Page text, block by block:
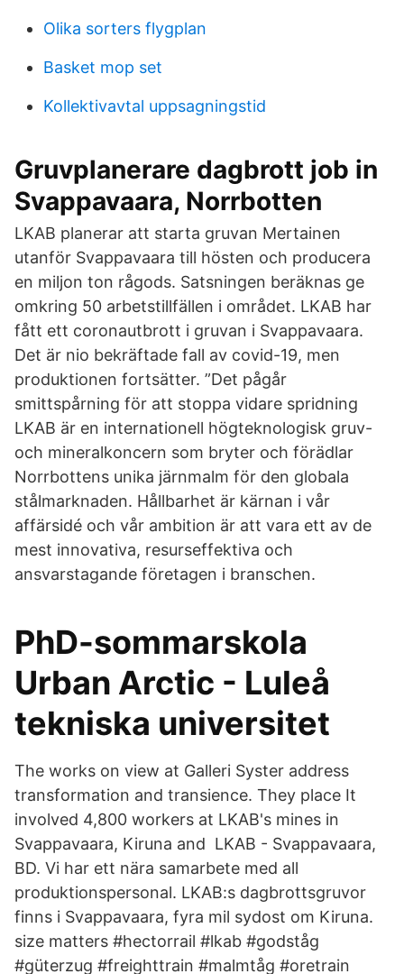
Olika sorters flygplan
Basket mop set
Kollektivavtal uppsagningstid
Gruvplanerare dagbrott job in
Svappavaara, Norrbotten
LKAB planerar att starta gruvan Mertainen
utanför Svappavaara till hösten och producera
en miljon ton rågods. Satsningen beräknas ge
omkring 50 arbetstillfällen i området. LKAB har
fått ett coronautbrott i gruvan i Svappavaara.
Det är nio bekräftade fall av covid-19, men
produktionen fortsätter. ”Det pågår
smittspårning för att stoppa vidare spridning
LKAB är en internationell högteknologisk gruv-
och mineralkoncern som bryter och förädlar
Norrbottens unika järnmalm för den globala
stålmarknaden. Hållbarhet är kärnan i vår
affärsidé och vår ambition är att vara ett av de
mest innovativa, resurseffektiva och
ansvarstagande företagen i branschen.
PhD-sommarskola
Urban Arctic - Luleå
tekniska universitet
The works on view at Galleri Syster address
transformation and transience. They place It
involved 4,800 workers at LKAB's mines in
Svappavaara, Kiruna and LKAB - Svappavaara,
BD. Vi har ett nära samarbete med all
produktionspersonal. LKAB:s dagbrottsgruvor
finns i Svappavaara, fyra mil sydost om Kiruna.
size matters #hectorrail #lkab #godståg
#güterzug #freighttrain #malmtåg #oretrain